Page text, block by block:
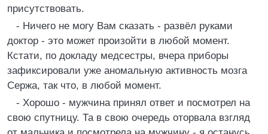
присутствовать.
- Ничего не могу Вам сказать - развёл руками
доктор - это может произойти в любой момент.
Кстати, по докладу медсестры, вчера приборы
зафиксировали уже аномальную активность мозга
Сержа, так что, в любой момент.
- Хорошо - мужчина принял ответ и посмотрел на
свою спутницу. Та в свою очередь оторвала взгляд